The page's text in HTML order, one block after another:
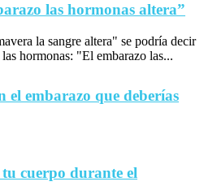
las hormonas altera”
la sangre altera" se podría decir
hormonas: "El embarazo las...
el embarazo que deberías
cuerpo durante el